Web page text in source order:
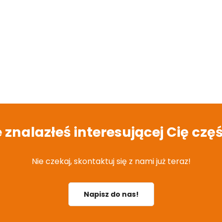
znalazłeś interesującej Cię
Nie czekaj, skontaktuj się z nami już teraz!
Napisz do nas!